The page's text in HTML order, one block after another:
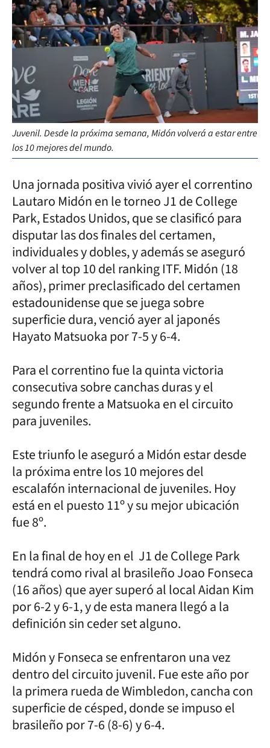
Juvenil. Desde la próxima semana, Midón volverá a estar entre
los 10 mejores del mundo.
Una jornada positiva vivió ayer el correntino
Lautaro Midón en le torneo J1 de College
Park, Estados Unidos, que se clasificó para
disputar las dos finales del certamen,
individuales y dobles, y además se aseguró
volver al top 10 del ranking ITF. Midón (18
años), primer preclasificado del certamen
estadounidense que se juega sobre
superficie dura, venció ayer al japonés
Hayato Matsuoka por 7-5 y 6-4.
Para el correntino fue la quinta victoria
consecutiva sobre canchas duras y el
segundo frente a Matsuoka en el circuito
para juveniles.
Este triunfo le aseguró a Midón estar desde
la próxima entre los 10 mejores del
escalafón internacional de juveniles. Hoy
está en el puesto 11º y su mejor ubicación
fue 8º.
En la final de hoy en el J1 de College Park
tendrá como rival al brasileño Joao Fonseca
(16 años) que ayer superó al local Aidan Kim
por 6-2 y 6-1, y de esta manera llegó a la
definición sin ceder set alguno.
Midón y Fonseca se enfrentaron una vez
dentro del circuito juvenil. Fue este año por
la primera rueda de Wimbledon, cancha con
superficie de césped, donde se impuso el
brasileño por 7-6 (8-6) y 6-4.